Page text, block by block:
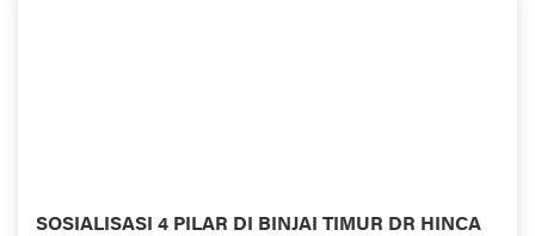
SOSIALISASI 4 PILAR DI BINJAI TIMUR DR HINCA